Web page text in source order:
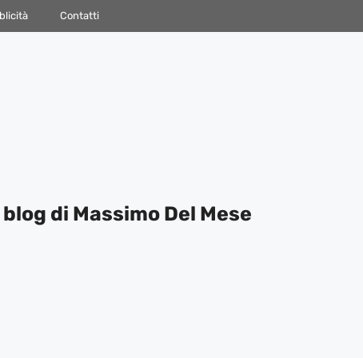
Contatti
di Massimo Del Mese